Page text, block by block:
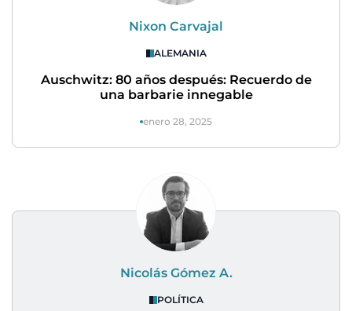
Nixon Carvajal
ALEMANIA
Auschwitz: 80 años después: Recuerdo de
una barbarie innegable
enero 28, 2025
Nicolás Gómez A.
POLÍTICA